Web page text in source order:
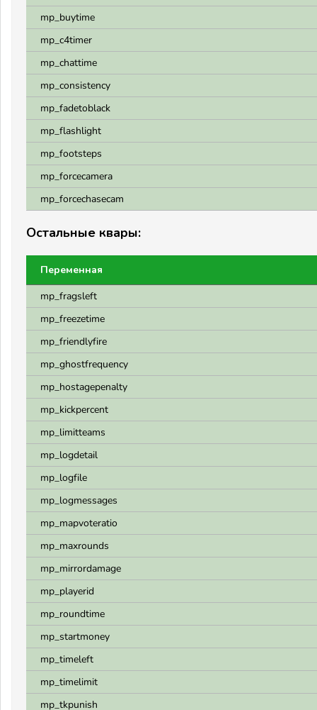
mp_buytime
mp_c4timer
mp_chattime
mp_consistency
mp_fadetoblack
mp_flashlight
mp_footsteps
mp_forcecamera
mp_forcechasecam
Остальные квары:
Переменная
mp_fragsleft
mp_freezetime
mp_friendlyfire
mp_ghostfrequency
mp_hostagepenalty
mp_kickpercent
mp_limitteams
mp_logdetail
mp_logfile
mp_logmessages
mp_mapvoteratio
mp_maxrounds
mp_mirrordamage
mp_playerid
mp_roundtime
mp_startmoney
mp_timeleft
mp_timelimit
mp_tkpunish